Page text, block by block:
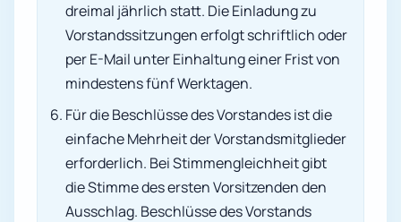
dreimal jährlich statt. Die Einladung zu
Vorstandssitzungen erfolgt schriftlich oder
per E-Mail unter Einhaltung einer Frist von
mindestens fünf Werktagen.
Für die Beschlüsse des Vorstandes ist die
einfache Mehrheit der Vorstandsmitglieder
erforderlich. Bei Stimmengleichheit gibt
die Stimme des ersten Vorsitzenden den
Ausschlag. Beschlüsse des Vorstands